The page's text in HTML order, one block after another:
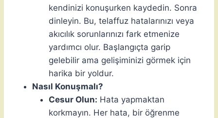
kendinizi konuşurken kaydedin. Sonra
dinleyin. Bu, telaffuz hatalarınızı veya
akıcılık sorunlarınızı fark etmenize
yardımcı olur. Başlangıçta garip
gelebilir ama gelişiminizi görmek için
harika bir yoldur.
Nasıl Konuşmalı?
Cesur Olun: Hata yapmaktan
korkmayın. Her hata, bir öğrenme